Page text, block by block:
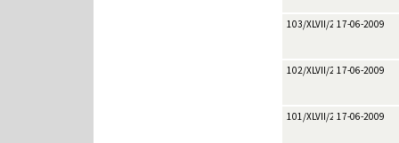
103/XLVII/200917-06-2009
102/XLVII/200917-06-2009
101/XLVII/200917-06-2009